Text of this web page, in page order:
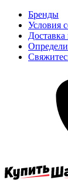
Бренды
Условия
Доставка